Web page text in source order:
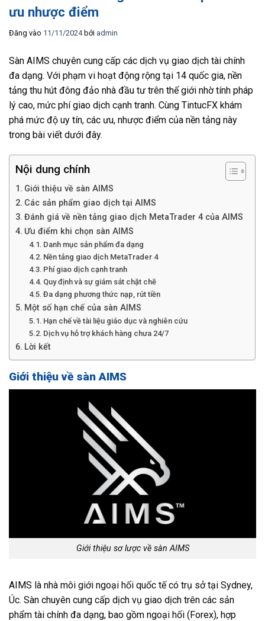
ưu nhược điểm
Đăng vào 11/11/2024 bởi admin
Sàn AIMS chuyên cung cấp các dịch vụ giao dịch tài chính
đa dạng. Với phạm vi hoạt động rộng tại 14 quốc gia, nền
tảng thu hút đông đảo nhà đầu tư trên thế giới nhờ tính pháp
lý cao, mức phí giao dịch cạnh tranh. Cùng TintucFX khám
phá mức độ uy tín, các ưu, nhược điểm của nền tảng này
trong bài viết dưới đây.
Nội dung chính
Giới thiệu về sàn AIMS
Các sản phẩm giao dịch tại AIMS
Đánh giá về nền tảng giao dịch MetaTrader 4 của AIMS
Ưu điểm khi chọn sàn AIMS
Danh mục sản phẩm đa dạng
Nền tảng giao dịch MetaTrader 4
Phí giao dịch cạnh tranh
Quy định và sự giám sát chặt chẽ
Đa dạng phương thức nạp, rút tiền
Một số hạn chế của sàn AIMS
Hạn chế về tài liệu giáo dục và nghiên cứu
Dịch vụ hỗ trợ khách hàng chưa 24/7
Lời kết
Giới thiệu về sàn AIMS
Giới thiệu sơ lược về sàn AIMS
AIMS là nhà môi giới ngoại hối quốc tế có trụ sở tại Sydney,
Úc. Sàn chuyên cung cấp dịch vụ giao dịch trên các sản
phẩm tài chính đa dạng, bao gồm ngoại hối (Forex), hợp